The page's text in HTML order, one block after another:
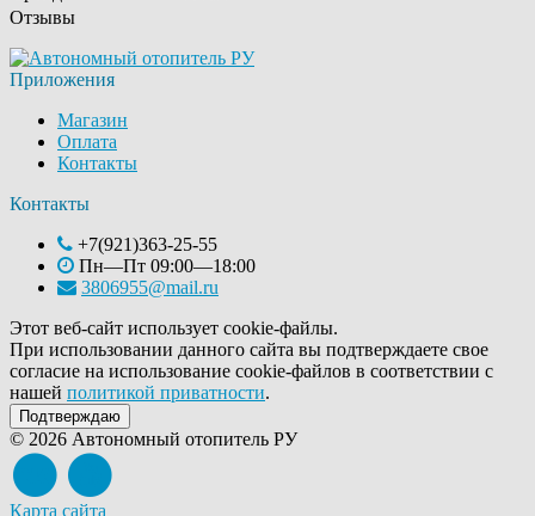
Отзывы
Приложения
Магазин
Оплата
Контакты
Контакты
+7(921)363-25-55
Пн—Пт 09:00—18:00
3806955@mail.ru
Этот веб-сайт использует cookie-файлы.
При использовании данного сайта вы подтверждаете свое
согласие на использование cookie-файлов в соответствии с
нашей политикой приватности.
Подтверждаю
© 2026 Автономный отопитель РУ
Карта сайта